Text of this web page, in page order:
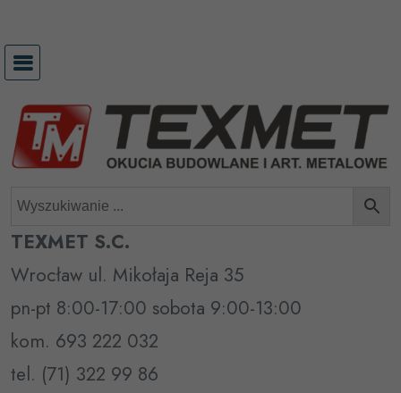
treści
TEXMET S.C.
Wrocław ul. Mikołaja Reja 35
pn-pt 8:00-17:00 sobota 9:00-13:00
kom. 693 222 032
tel. (71) 322 99 86